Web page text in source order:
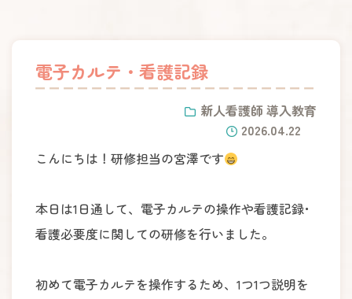
電子カルテ・看護記録
新人看護師 導入教育
2026.04.22
こんにちは！研修担当の宮澤です
本日は1日通して、電子カルテの操作や看護記録･
看護必要度に関しての研修を行いました。
初めて電子カルテを操作するため、1つ1つ説明を